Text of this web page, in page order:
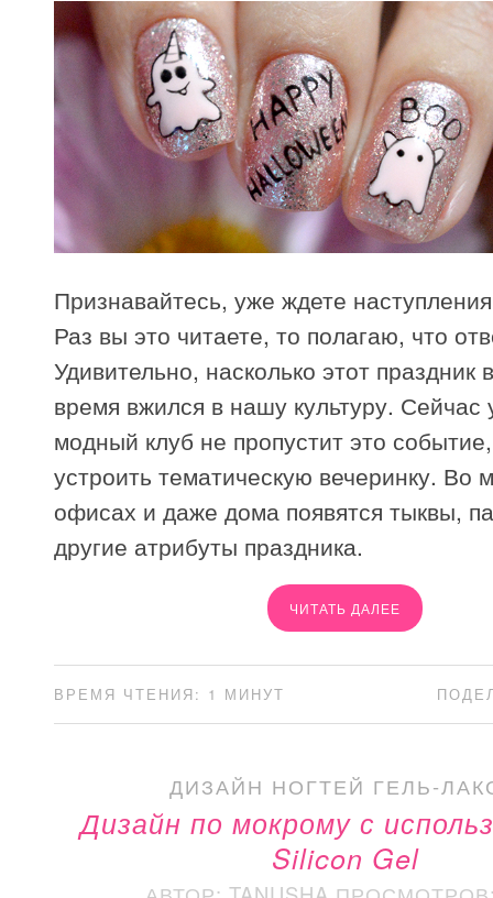
Признавайтесь, уже ждете
Раз вы это читаете, то полагаю, что
Удивительно, насколько этот праздник
время вжился в нашу культуру.
модный клуб не пропустит это
устроить тематическую вечеринку. Во
офисах и даже дома появятся тыквы,
другие атрибуты праздника.
ЧИТАТЬ ДАЛЕЕ
ВРЕМЯ ЧТЕНИЯ: 1 МИНУТ
ДИЗАЙН НОГТЕЙ ГЕЛЬ-
Дизайн по мокрому с
Silicon Gel